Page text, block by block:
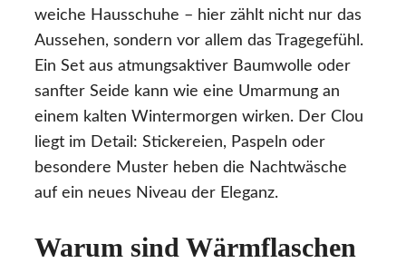
weiche Hausschuhe – hier zählt nicht nur das
Aussehen, sondern vor allem das Tragegefühl.
Ein Set aus atmungsaktiver Baumwolle oder
sanfter Seide kann wie eine Umarmung an
einem kalten Wintermorgen wirken. Der Clou
liegt im Detail: Stickereien, Paspeln oder
besondere Muster heben die Nachtwäsche
auf ein neues Niveau der Eleganz.
Warum sind Wärmflaschen